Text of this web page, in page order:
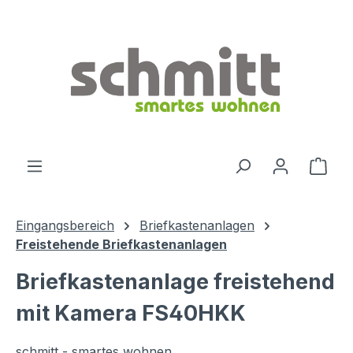
Eingangsbereich
Briefkastenanlagen
Freistehende Briefkastenanlagen
Briefkastenanlage freistehend
mit Kamera FS40HKK